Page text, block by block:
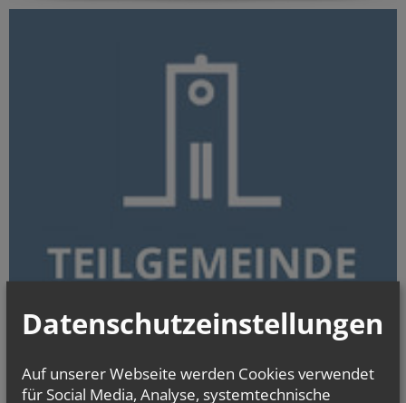
WIR TUN GUT
weiterlesen...
Datenschutzeinstellungen
Auf unserer Webseite werden Cookies verwendet
für Social Media, Analyse, systemtechnische